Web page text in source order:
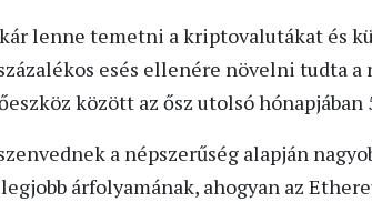
lenne temetni a kriptovalutákat és
esés ellenére növelni tudta a
között az ősz utolsó hónapjában
a népszerűség alapján
árfolyamának, ahogyan az